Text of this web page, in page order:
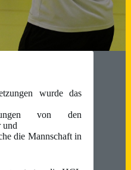
wurde das
von den
und
die Mannschaft in